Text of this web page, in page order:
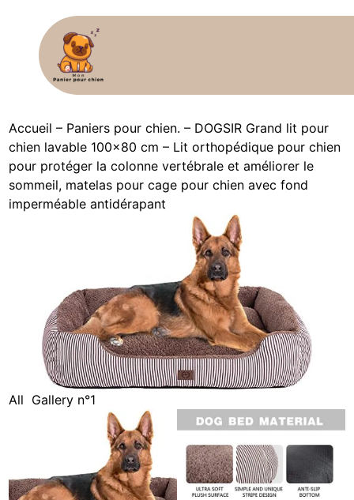
Accueil – Paniers pour chien. – DOGSIR Grand lit pour
chien lavable 100×80 cm – Lit orthopédique pour chien
pour protéger la colonne vertébrale et améliorer le
sommeil, matelas pour cage pour chien avec fond
imperméable antidérapant
All Gallery n°1